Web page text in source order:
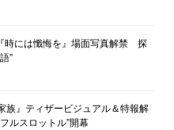
時には懺悔を』場面写真解禁 探
”
族』ティザービジュアル＆特報解
ルスロットル”開幕